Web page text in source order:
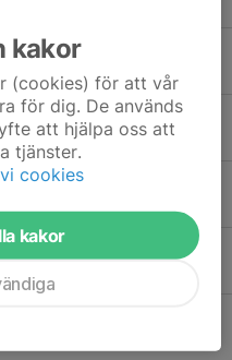
kakor
(cookies) för att vår
för dig. De används
att hjälpa oss att
tjänster.
cookies
kakor